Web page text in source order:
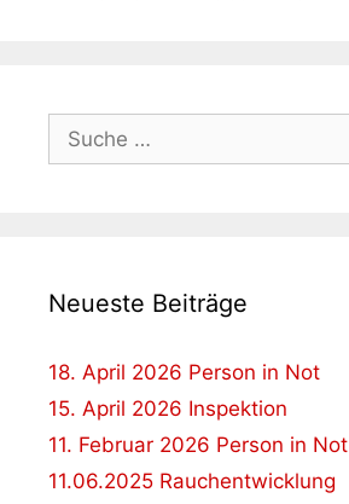
Suche
nach:
Neueste Beiträge
18. April 2026 Person in Not
15. April 2026 Inspektion
11. Februar 2026 Person in Not
11.06.2025 Rauchentwicklung